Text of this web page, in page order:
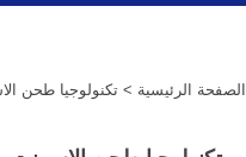
الصفحة الرئيسية > تكنولوجيا طحن